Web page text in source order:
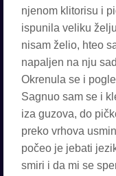
njenom klitorisu i
ispunila veliku
nisam želio, hteo
napaljen na nju
Okrenula se i
Sagnuo sam se i
iza guzova, do
preko vrhova
počeo je jebati
smiri i da mi se